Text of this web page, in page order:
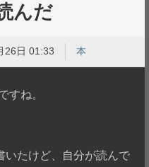
んだ
26日 01:33 本
すね。
いたけど、自分が読んで